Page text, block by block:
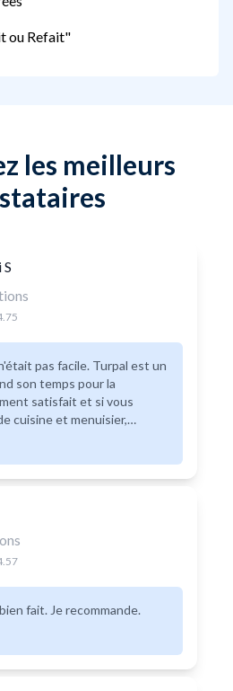
ou Refait"
les meilleurs
pas facile. Turpal est un
son temps pour la
satisfait et si vous
cuisine et menuisier,
à 1000/100 !
fait. Je recommande.